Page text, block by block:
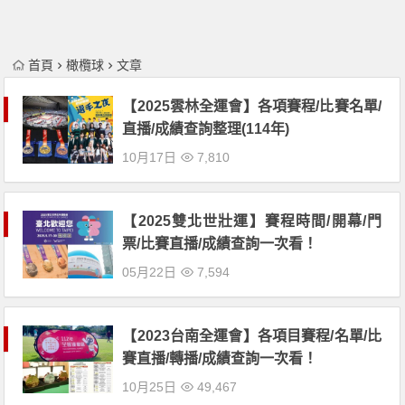
首頁 橄欖球 文章
【2025雲林全運會】各項賽程/比賽名單/
直播/成績查詢整理(114年)
10月17日 7,810
【2025雙北世壯運】賽程時間/開幕/門
票/比賽直播/成績查詢一次看！
05月22日 7,594
【2023台南全運會】各項目賽程/名單/比
賽直播/轉播/成績查詢一次看！
10月25日 49,467